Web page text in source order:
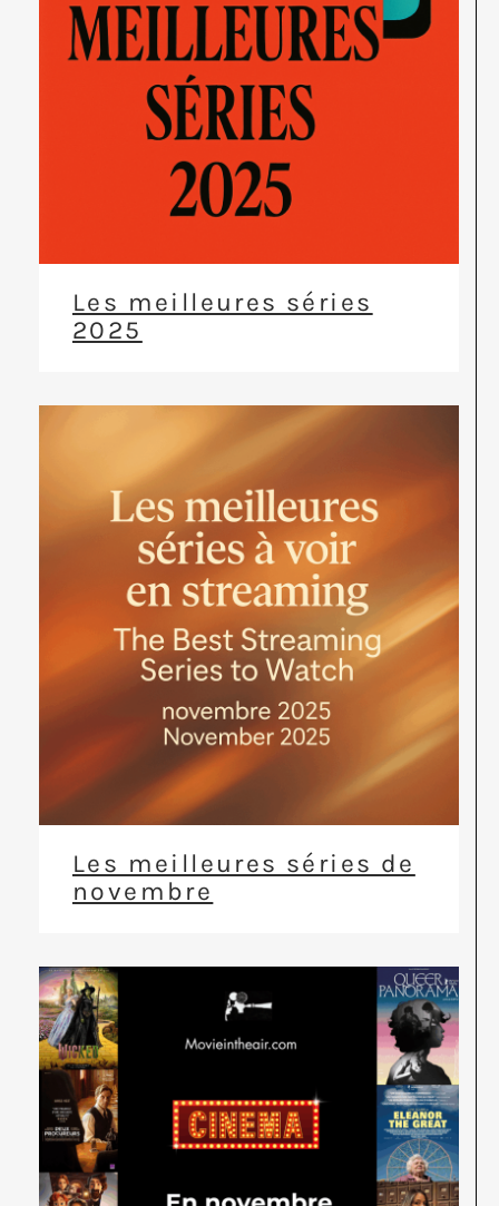
Les meilleures séries
2025
Les meilleures séries de
novembre